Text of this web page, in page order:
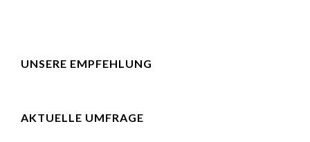
UNSERE EMPFEHLUNG
AKTUELLE UMFRAGE